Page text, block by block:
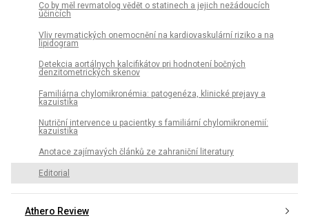
Co by měl revmatolog vědět o statinech a jejich nežádoucích
účincích
Vliv revmatických onemocnění na kardiovaskulární riziko a na
lipidogram
Detekcia aortálnych kalcifikátov pri hodnotení bočných
denzitometrických skenov
Familiárna chylomikronémia: patogenéza, klinické prejavy a
kazuistika
Nutriční intervence u pacientky s familiární chylomikronemií:
kazuistika
Anotace zajímavých článků ze zahraniční literatury
Editorial
Athero Review